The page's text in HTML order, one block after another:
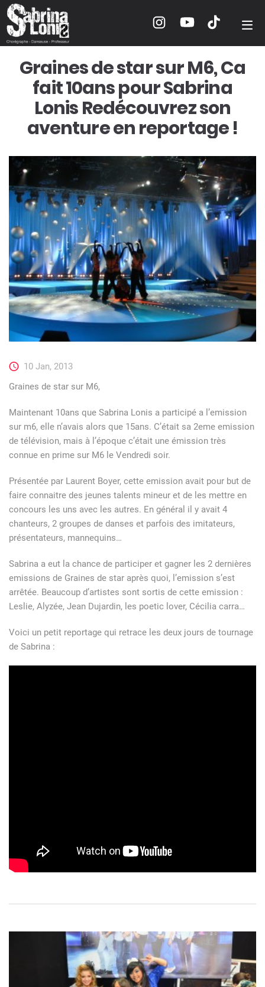
Graines de star sur M6, Ca
fait 10ans pour Sabrina
Lonis Redécouvrez son
aventure en reportage !
10 Jan, 2013
Graines de star sur M6,
Maintenant 10ans que Sabrina Lonis a participé a l’emission
sur m6, elle n’avais alors que 15ans. C’était sa 2eme emission
de télévision, mais à l’époque c’était une émission très
connue en prime sur M6 le Vendredi soir.
Présentée par Laurent Boyer, cette emission avait pour but de
faire connaitre des jeunes talents mineur et de les mettre en
concours les uns avec les autres. En général il y avait 4
chanteurs, 2 groupes de danses et parfois des imitateurs,
présentateurs, mannequins…
Sabrina a eut la chance de participer et gagner les 2 dernières
emissions de Graines de star après quoi, l’emission s’est
arrêtée. Beaucoup d’artistes sont sortis de cette emission :
Leslie, Alyzée, Jean Dujardin, les poetic lover, Cécilia carra…
Voici un petit reportage qui retrace les deux jours de tournage
de Sabrina :
Navigation